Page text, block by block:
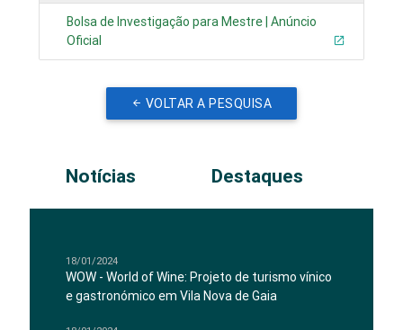
Bolsa de Investigação para Mestre | Anúncio
Oficial
VOLTAR A PESQUISA
Notícias Destaques
18/01/2024
WOW - World of Wine: Projeto de turismo vínico
e gastronómico em Vila Nova de Gaia